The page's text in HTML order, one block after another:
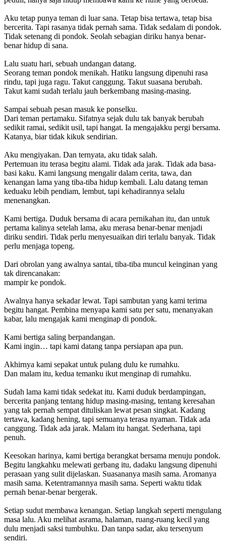
Aku tetap punya teman di luar sana. Tetap bisa tertawa, tetap bisa
bercerita. Tapi rasanya tidak pernah sama. Tidak sedalam di pondok.
Tidak setenang di pondok. Seolah sebagian diriku hanya benar-
benar hidup di sana.
Lalu suatu hari, sebuah undangan datang.
Seorang teman pondok menikah. Hatiku langsung dipenuhi rasa
rindu, tapi juga ragu. Takut canggung. Takut suasana berubah.
Takut kami sudah terlalu jauh berkembang masing-masing.
Sampai sebuah pesan masuk ke ponselku.
Dari teman pertamaku. Sifatnya sejak dulu tak banyak berubah
sedikit ramai, sedikit usil, tapi hangat. Ia mengajakku pergi bersama.
Katanya, biar tidak kikuk sendirian.
Aku mengiyakan. Dan ternyata, aku tidak salah.
Pertemuan itu terasa begitu alami. Tidak ada jarak. Tidak ada basa-
basi kaku. Kami langsung mengalir dalam cerita, tawa, dan
kenangan lama yang tiba-tiba hidup kembali. Lalu datang teman
keduaku lebih pendiam, lembut, tapi kehadirannya selalu
menenangkan.
Kami bertiga. Duduk bersama di acara pernikahan itu, dan untuk
pertama kalinya setelah lama, aku merasa benar-benar menjadi
diriku sendiri. Tidak perlu menyesuaikan diri terlalu banyak. Tidak
perlu menjaga topeng.
Dari obrolan yang awalnya santai, tiba-tiba muncul keinginan yang
tak direncanakan:
mampir ke pondok.
Awalnya hanya sekadar lewat. Tapi sambutan yang kami terima
begitu hangat. Pembina menyapa kami satu per satu, menanyakan
kabar, lalu mengajak kami menginap di pondok.
Kami bertiga saling berpandangan.
Kami ingin… tapi kami datang tanpa persiapan apa pun.
Akhirnya kami sepakat untuk pulang dulu ke rumahku.
Dan malam itu, kedua temanku ikut menginap di rumahku.
Sudah lama kami tidak sedekat itu. Kami duduk berdampingan,
bercerita panjang tentang hidup masing-masing, tentang keresahan
yang tak pernah sempat dituliskan lewat pesan singkat. Kadang
tertawa, kadang hening, tapi semuanya terasa nyaman. Tidak ada
canggung. Tidak ada jarak. Malam itu hangat. Sederhana, tapi
penuh.
Keesokan harinya, kami bertiga berangkat bersama menuju pondok.
Begitu langkahku melewati gerbang itu, dadaku langsung dipenuhi
perasaan yang sulit dijelaskan. Suasananya masih sama. Aromanya
masih sama. Ketentramannya masih sama. Seperti waktu tidak
pernah benar-benar bergerak.
Setiap sudut membawa kenangan. Setiap langkah seperti mengulang
masa lalu. Aku melihat asrama, halaman, ruang-ruang kecil yang
dulu menjadi saksi tumbuhku. Dan tanpa sadar, aku tersenyum
sendiri.